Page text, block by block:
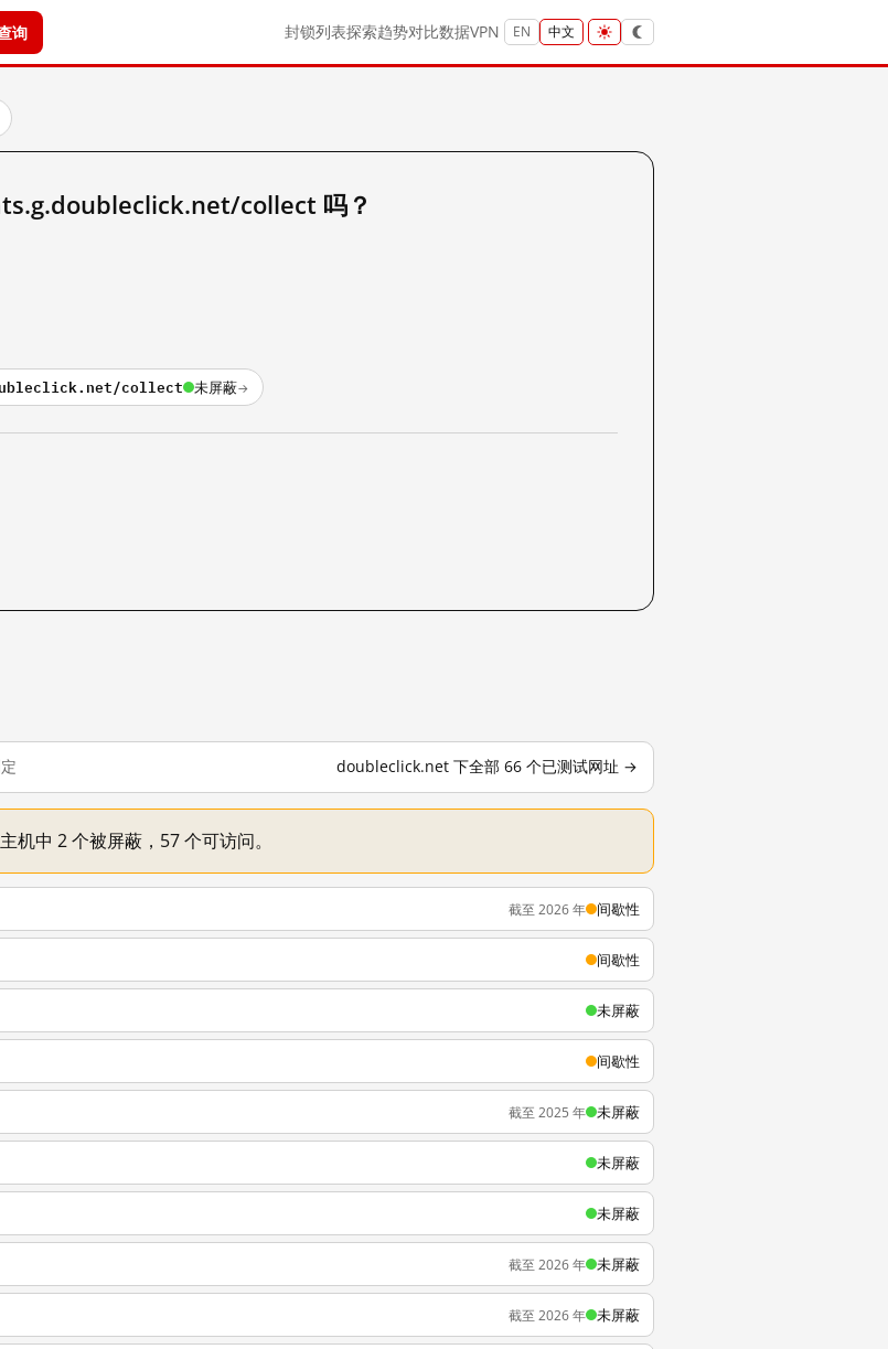
询 封锁列表探索趋势对比数据VPN EN 中文
collect 吗？
collect 未屏蔽→
doubleclick.net 下全部 66 个已测试网址 →
中 2 个被屏蔽，57 个可访问。
截至 2026 年 间歇性
间歇性
未屏蔽
间歇性
截至 2025 年 未屏蔽
未屏蔽
未屏蔽
截至 2026 年 未屏蔽
截至 2026 年 未屏蔽